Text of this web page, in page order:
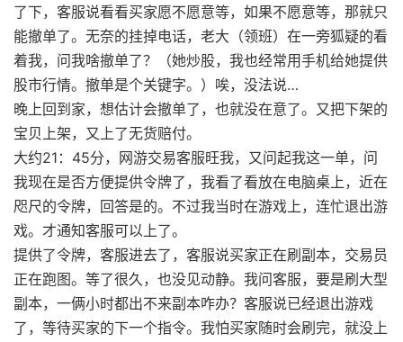
了下，客服说看看买家愿不愿意等，如果不愿意等，那就只
能撤单了。无奈的挂掉电话，老大（领班）在一旁狐疑的看
着我，问我啥撤单了？（她炒股，我也经常用手机给她提供
股市行情。撤单是个关键字。）唉，没法说…
晚上回到家，想估计会撤单了，也就没在意了。又把下架的
宝贝上架，又上了无货赔付。
大约21：45分，网游交易客服旺我，又问起我这一单，问
我现在是否方便提供令牌了，我看了看放在电脑桌上，近在
咫尺的令牌，回答是的。不过我当时在游戏上，连忙退出游
戏。才通知客服可以上了。
提供了令牌，客服进去了，客服说买家正在刷副本，交易员
正在跑图。等了很久，也没见动静。我问客服，要是刷大型
副本，一俩小时都出不来副本咋办？客服说已经退出游戏
了，等待买家的下一个指令。我怕买家随时会刷完，就没上